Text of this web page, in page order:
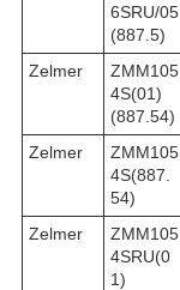
6SRU/05
(887.5)
Zelmer
ZMM105
4S(01)
(887.54)
Zelmer
ZMM105
4S(887.
54)
Zelmer
ZMM105
4SRU(0
1)